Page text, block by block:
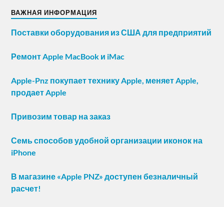
ВАЖНАЯ ИНФОРМАЦИЯ
Поставки оборудования из США для предприятий
Ремонт Apple MacBook и iMac
Apple-Pnz покупает технику Apple, меняет Apple,
продает Apple
Привозим товар на заказ
Семь способов удобной организации иконок на
iPhone
В магазине «Apple PNZ» доступен безналичный
расчет!